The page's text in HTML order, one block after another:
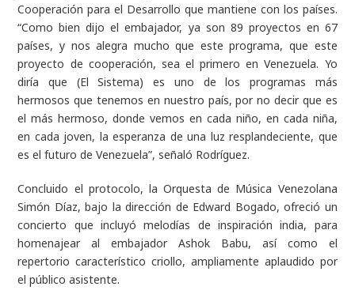
Cooperación para el Desarrollo que mantiene con los países.
“Como bien dijo el embajador, ya son 89 proyectos en 67
países, y nos alegra mucho que este programa, que este
proyecto de cooperación, sea el primero en Venezuela. Yo
diría que (El Sistema) es uno de los programas más
hermosos que tenemos en nuestro país, por no decir que es
el más hermoso, donde vemos en cada niño, en cada niña,
en cada joven, la esperanza de una luz resplandeciente, que
es el futuro de Venezuela”, señaló Rodríguez.
Concluido el protocolo, la Orquesta de Música Venezolana
Simón Díaz, bajo la dirección de Edward Bogado, ofreció un
concierto que incluyó melodías de inspiración india, para
homenajear al embajador Ashok Babu, así como el
repertorio característico criollo, ampliamente aplaudido por
el público asistente.